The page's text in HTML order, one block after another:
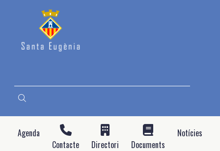
Agenda
Contacte
Directori Documents
Notícies